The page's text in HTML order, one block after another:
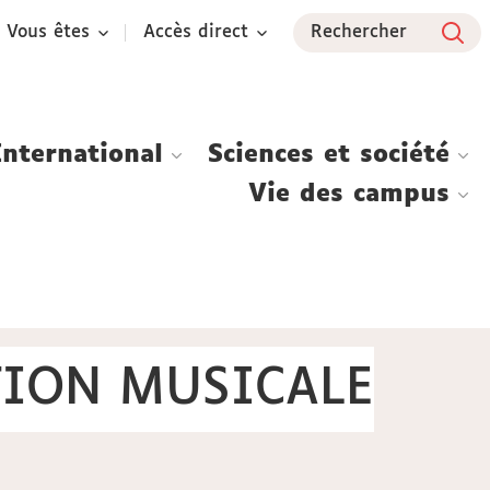
Vous êtes Accès direct Rechercher
Sciences et société
Vie des campus
MUSICALE